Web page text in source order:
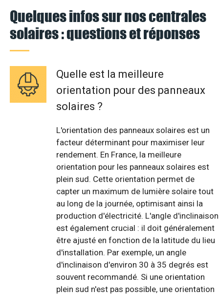
Quelques infos sur nos centrales
solaires : questions et réponses
Quelle est la meilleure
orientation pour des panneaux
solaires ?
L'orientation des panneaux solaires est un
facteur déterminant pour maximiser leur
rendement. En France, la meilleure
orientation pour les panneaux solaires est
plein sud. Cette orientation permet de
capter un maximum de lumière solaire tout
au long de la journée, optimisant ainsi la
production d'électricité. L'angle d'inclinaison
est également crucial : il doit généralement
être ajusté en fonction de la latitude du lieu
d'installation. Par exemple, un angle
d'inclinaison d'environ 30 à 35 degrés est
souvent recommandé. Si une orientation
plein sud n'est pas possible, une orientation